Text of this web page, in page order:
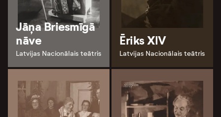
Jāņa Briesmīgā
nāve
Latvijas Nacionālais teātris
Ēriks XIV
Latvijas Nacionālais teātris